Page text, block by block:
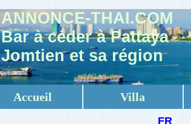
ANNONCE-THAI.COM
Bar à céder à Pattaya
Jomtien et sa région
Accueil Villa
FR